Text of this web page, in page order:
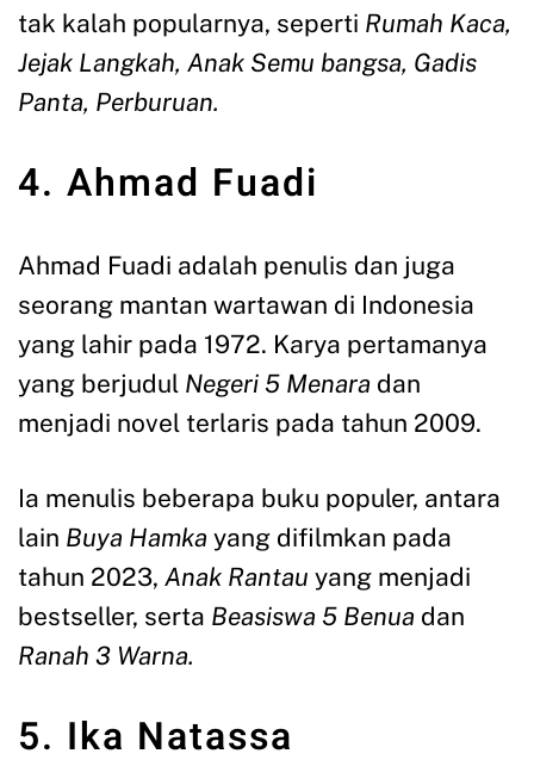
tak kalah popularnya, seperti Rumah Kaca,
Jejak Langkah, Anak Semu bangsa, Gadis
Panta, Perburuan.
4. Ahmad Fuadi
Ahmad Fuadi adalah penulis dan juga
seorang mantan wartawan di Indonesia
yang lahir pada 1972. Karya pertamanya
yang berjudul Negeri 5 Menara dan
menjadi novel terlaris pada tahun 2009.
Ia menulis beberapa buku populer, antara
lain Buya Hamka yang difilmkan pada
tahun 2023, Anak Rantau yang menjadi
bestseller, serta Beasiswa 5 Benua dan
Ranah 3 Warna.
5. Ika Natassa